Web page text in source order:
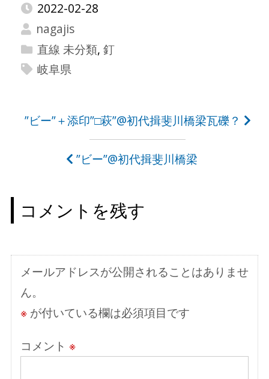
2022-02-28
nagajis
直線 未分類, 釘
岐阜県
投
ビ
ゲ
シ
ョ
ン
”ビー”＋添印”□萩”@初代揖斐川橋梁瓦礫？
”ビー”@初代揖斐川橋梁
コメントを残す
メールアドレスが公開されることはありませ
ん。
※が付いている欄は必須項目です
コメント ※